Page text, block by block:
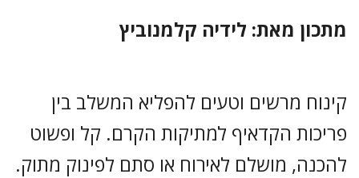
מתכון מאת: לידיה קלמנוביץ
קינוח מרשים וטעים להפליא המשלב בין
פריכות הקדאיף למתיקות הקרם. קל ופשוט
להכנה, מושלם לאירוח או סתם לפינוק מתוק.